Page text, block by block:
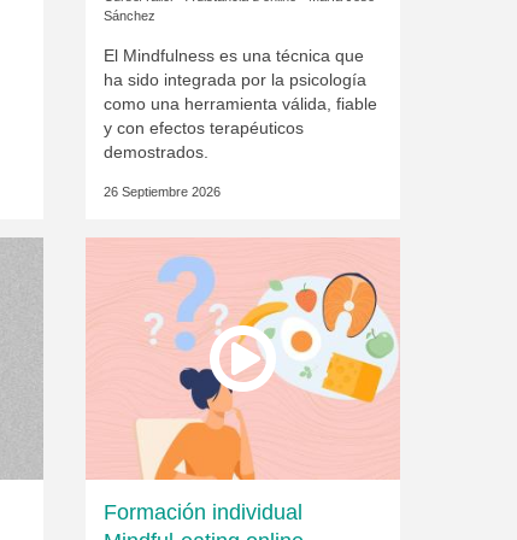
Sánchez
El Mindfulness es una técnica que
ha sido integrada por la psicología
como una herramienta válida, fiable
y con efectos terapéuticos
demostrados.
26 Septiembre 2026
Formación individual